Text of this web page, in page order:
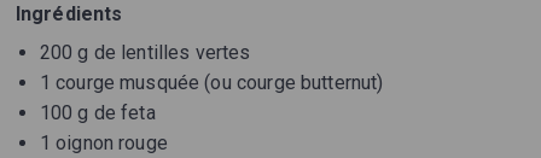
Ingrédients
200 g de lentilles vertes
1 courge musquée (ou courge butternut)
100 g de feta
1 oignon rouge